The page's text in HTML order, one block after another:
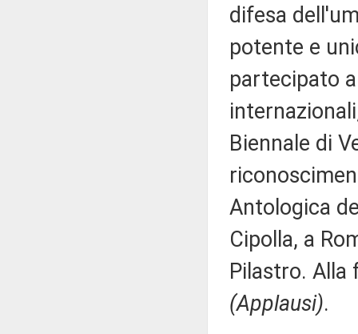
difesa
potente e
partecipato
Biennale di
Antologica
Cipolla, a
Pilastro. Alla
(Applausi).